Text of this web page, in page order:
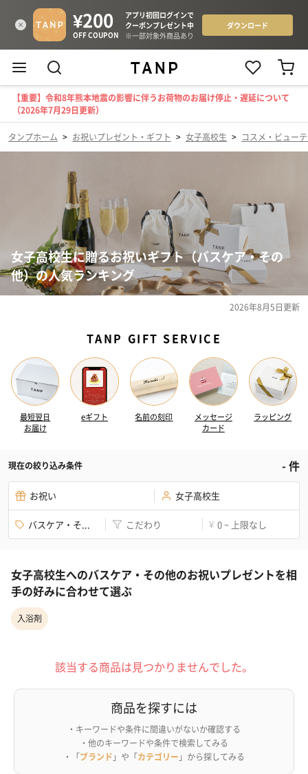
【重要】令和8年熊本地震の影響に伴うお荷物のお届け停止・遅延について
（2026年7月29日更新）
タンプホーム > お祝いプレゼント・ギフト > 女子高校生 > コスメ・ビュー
女子高校生に贈るお祝いギフト（バスケア・その
他）の人気ランキング
2026年8月5日更新
TANP GIFT SERVICE
最短翌日
お届け
eギフト 名前の刻印
メッセージ
カード
ラッピング
現在の絞り込み条件 -件
お祝い 女子高校生
バスケア・そ... こだわり ¥ 0 ~ 上限なし
女子高校生へのバスケア・その他のお祝いプレゼントを相
手の好みに合わせて選ぶ
入浴剤
該当する商品は見つかりませんでした。
商品を探すには
・キーワードや条件に間違いがないか確認する
・他のキーワードや条件で検索してみる
・「ブランド 」や「カテゴリー 」から探してみる